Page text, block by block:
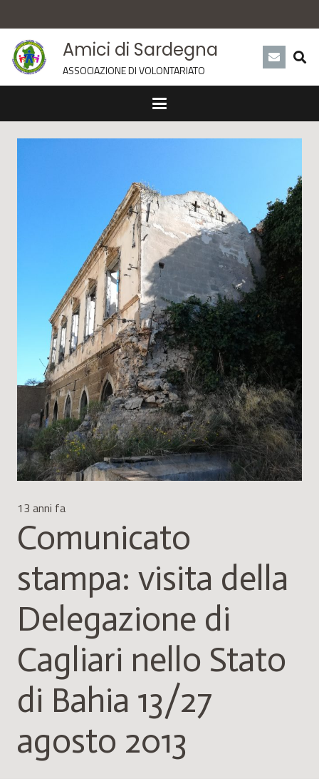
Amici di Sardegna
ASSOCIAZIONE DI VOLONTARIATO
13 anni fa
Comunicato
stampa: visita della
Delegazione di
Cagliari nello Stato
di Bahia 13/27
agosto 2013